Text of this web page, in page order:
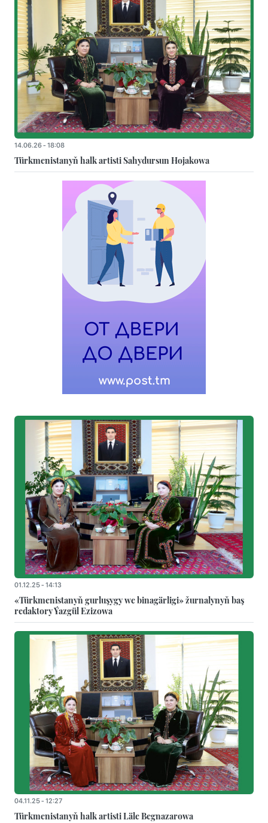
14.06.26 - 18:08
Türkmenistanyň halk artisti Sahydursun Hojakowa
01.12.25 - 14:13
«Türkmenistanyň gurluşygy we binagärligi» žurnalynyň baş
redaktory Ýazgül Ezizowa
04.11.25 - 12:27
Türkmenistanyň halk artisti Läle Begnazarowa